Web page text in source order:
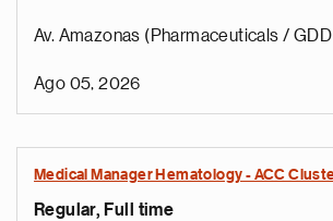
Av. Amazonas (Pharmaceuticals /
Ago 05, 2026
Medical Manager Hematology - ACC
Regular, Full time